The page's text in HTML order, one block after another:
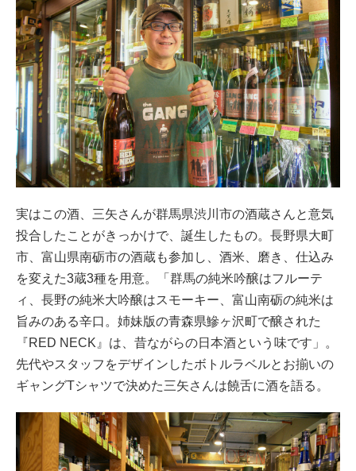
実はこの酒、三矢さんが群馬県渋川市の酒蔵さんと意気
投合したことがきっかけで、誕生したもの。長野県大町
市、富山県南砺市の酒蔵も参加し、酒米、磨き、仕込み
を変えた3蔵3種を用意。「群馬の純米吟醸はフルーテ
ィ、長野の純米大吟醸はスモーキー、富山南砺の純米は
旨みのある辛口。姉妹版の青森県鰺ヶ沢町で醸された
『RED NECK』は、昔ながらの日本酒という味です」。
先代やスタッフをデザインしたボトルラベルとお揃いの
ギャングTシャツで決めた三矢さんは饒舌に酒を語る。